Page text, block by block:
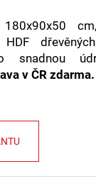
180x90x50
snadnou
v ČR zdarma.